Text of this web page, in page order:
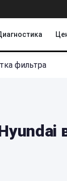
фильтра